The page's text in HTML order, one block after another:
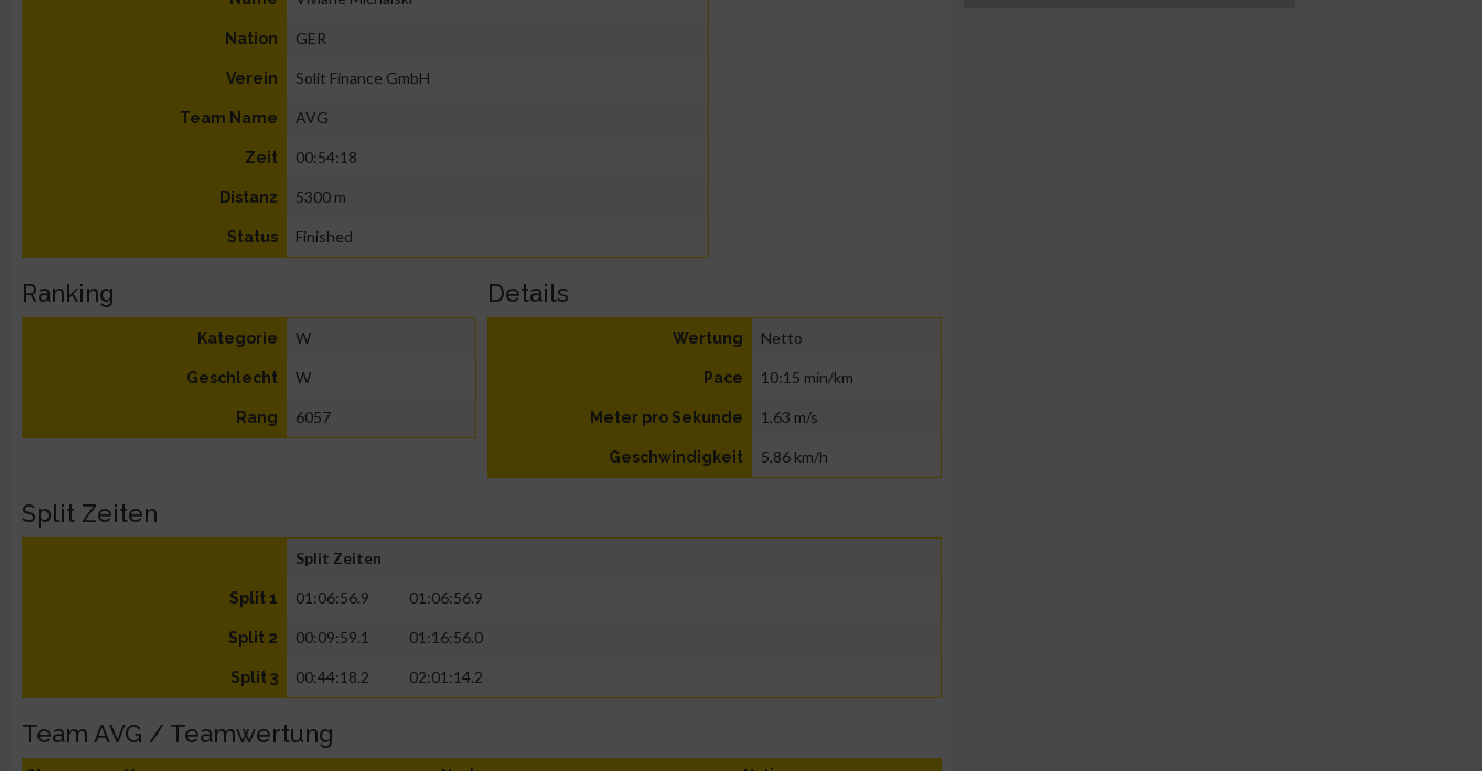
Nation GER
Verein Solit Finance GmbH
Team Name AVG
Zeit 00:54:18
Distanz 5300 m
Status Finished
Ranking
Kategorie W
Geschlecht W
Rang 6057
Details
Wertung Netto
Pace 10:15 min/km
Meter pro Sekunde 1,63 m/s
Geschwindigkeit 5,86 km/h
Split Zeiten
Split Zeiten
Split 1 01:06:56.9 01:06:56.9
Split 2 00:09:59.1 01:16:56.0
Split 3 00:44:18.2 02:01:14.2
Team AVG / Teamwertung